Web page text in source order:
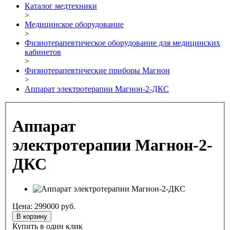
Каталог медтехники
>
Медицинское оборудование
>
Физиотерапевтическое оборудование для медицинских
кабинетов
>
Физиотерапевтические приборы Магнон
>
Аппарат электротерапии Магнон-2-ДКС
Аппарат
электротерапии Магнон-2-
ДКС
Цена: 299000 руб.
В корзину
Купить в один клик